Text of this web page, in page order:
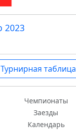
2023
Турнирная таблица
Чемпионаты
Заезды
Календарь